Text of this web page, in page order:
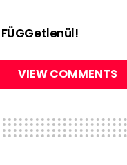
VIEW COMMENTS